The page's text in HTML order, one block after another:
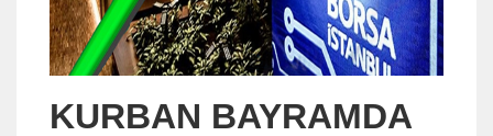
KURBAN BAYRAMDA